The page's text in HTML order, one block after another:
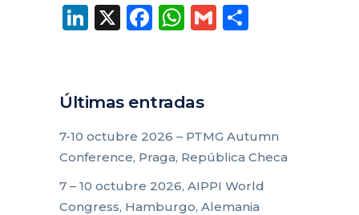
LinkedIn
X Facebook
WhatsApp
Gmail
Últimas entradas
7-10 octubre 2026 – PTMG Autumn
Conference, Praga, República Checa
7 – 10 octubre 2026, AIPPI World
Congress, Hamburgo, Alemania